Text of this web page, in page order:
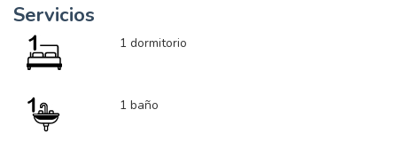
Servicios
1 dormitorio
1 baño